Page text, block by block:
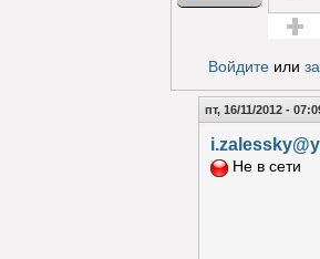
Войдитеили
пт, 16/11/2012 -
Не в сети